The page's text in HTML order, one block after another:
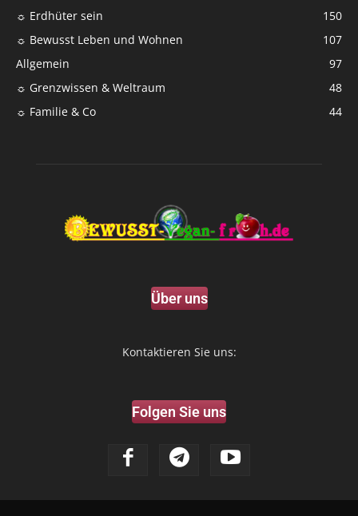
☼ Erdhüter sein
150
☼ Bewusst Leben und Wohnen
107
Allgemein
97
☼ Grenzwissen & Weltraum
48
☼ Familie & Co
44
Über uns
Kontaktieren Sie uns:
Folgen Sie uns